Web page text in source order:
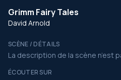
Grimm Fairy Tales
David Arnold
SCÈNE / DÉTAILS
La description de la scène n’est
ÉCOUTER SUR